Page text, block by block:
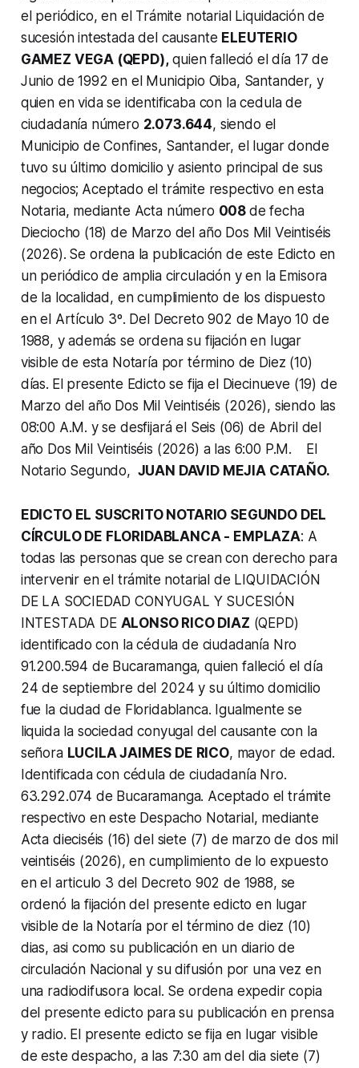
el periódico, en el Trámite notarial Liquidación de
sucesión intestada del causante ELEUTERIO
GAMEZ VEGA (QEPD),quien falleció el día 17 de
Junio de 1992 en el Municipio Oiba, Santander, y
quien en vida se identificaba con la cedula de
ciudadanía número 2.073.644, siendo el
Municipio de Confines, Santander, el lugar donde
tuvo su último domicilio y asiento principal de sus
negocios; Aceptado el trámite respectivo en esta
Notaria, mediante Acta número 008 de fecha
Dieciocho (18) de Marzo del año Dos Mil Veintiséis
(2026). Se ordena la publicación de este Edicto en
un periódico de amplia circulación y en la Emisora
de la localidad, en cumplimiento de los dispuesto
en el Artículo 3º. Del Decreto 902 de Mayo 10 de
1988, y además se ordena su fijación en lugar
visible de esta Notaría por término de Diez (10)
días. El presente Edicto se fija el Diecinueve (19) de
Marzo del año Dos Mil Veintiséis (2026), siendo las
08:00 A.M. y se desfijará el Seis (06) de Abril del
año Dos Mil Veintiséis (2026) a las 6:00 P.M.
El
Notario Segundo, JUAN DAVID MEJIA CATAÑO.
EDICTO EL SUSCRITO NOTARIO SEGUNDO DEL
CÍRCULO DE FLORIDABLANCA - EMPLAZA: A
todas las personas que se crean con derecho para
intervenir en el trámite notarial de LIQUIDACIÓN
DE LA SOCIEDAD CONYUGAL Y SUCESIÓN
INTESTADA DE ALONSO RICO DIAZ (QEPD)
identificado con la cédula de ciudadanía Nro
91.200.594 de Bucaramanga, quien falleció el día
24 de septiembre del 2024 y su último domicilio
fue la ciudad de Floridablanca. Igualmente se
liquida la sociedad conyugal del causante con la
señora LUCILA JAIMES DE RICO, mayor de edad.
Identificada con cédula de ciudadanía Nro.
63.292.074 de Bucaramanga. Aceptado el trámite
respectivo en este Despacho Notarial, mediante
Acta dieciséis (16) del siete (7) de marzo de dos mil
veintiséis (2026), en cumplimiento de lo expuesto
en el articulo 3 del Decreto 902 de 1988, se
ordenó la fijación del presente edicto en lugar
visible de la Notaría por el término de diez (10)
dias, asi como su publicación en un diario de
circulación Nacional y su difusión por una vez en
una radiodifusora local. Se ordena expedir copia
del presente edicto para su publicación en prensa
y radio. El presente edicto se fija en lugar visible
de este despacho, a las 7:30 am del dia siete (7)